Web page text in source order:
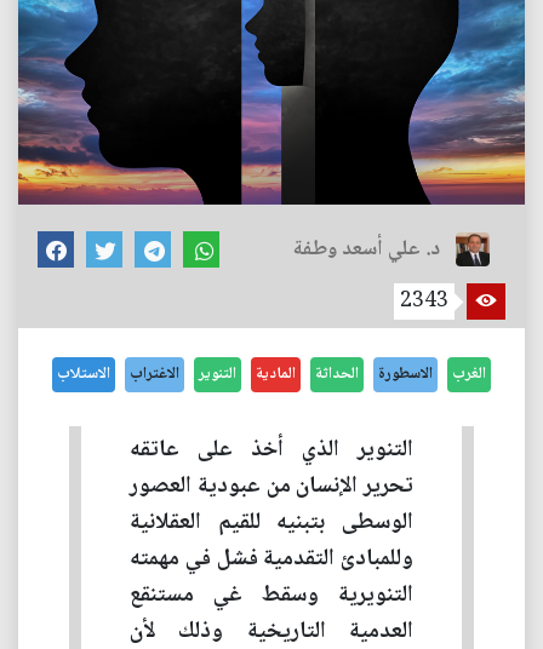
د. علي أسعد وطفة
2343
الغرب الاسطورة الحداثة المادية التنوير الاغتراب الاستلاب
التنوير الذي أخذ على عاتقه
تحرير الإنسان من عبودية العصور
الوسطى بتبنيه للقيم العقلانية
وللمبادئ التقدمية فشل في مهمته
التنويرية وسقط غي مستنقع
العدمية التاريخية وذلك لأن